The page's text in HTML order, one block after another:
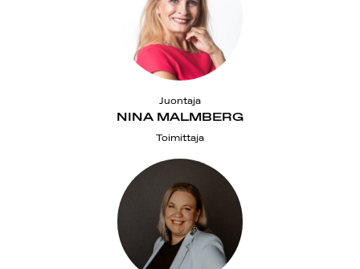
NINA MALMBERG
Juontaja
Toimittaja